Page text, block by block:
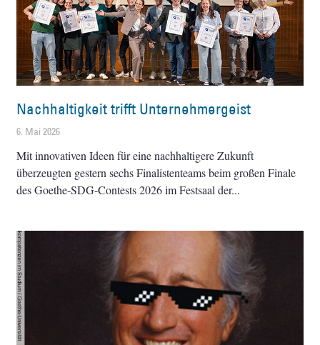
Nachhaltigkeit trifft Unternehmergeist
6. Mai 2026
Mit innovativen Ideen für eine nachhaltigere Zukunft
überzeugten gestern sechs Finalistenteams beim großen Finale
des Goethe-SDG-Contests 2026 im Festsaal der